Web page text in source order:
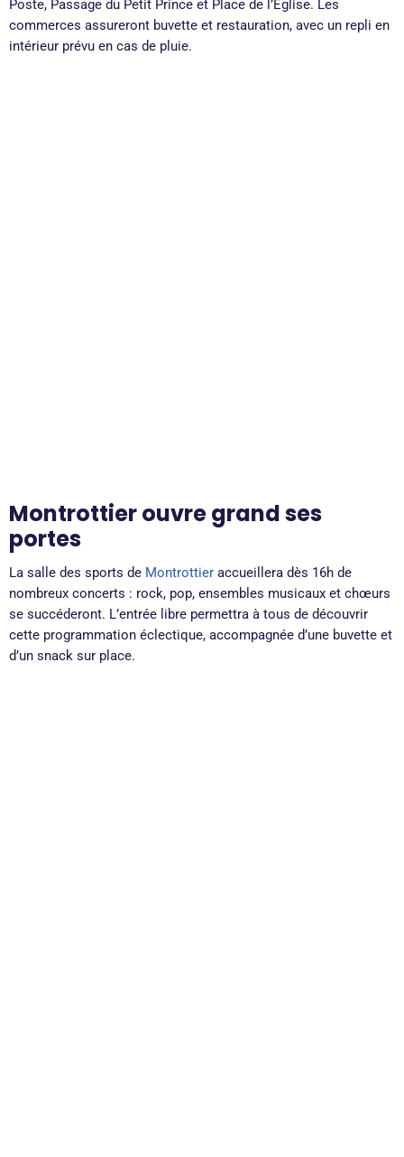
Poste, Passage du Petit Prince et Place de l’Église. Les
commerces assureront buvette et restauration, avec un repli en
intérieur prévu en cas de pluie.
Montrottier ouvre grand ses
portes
La salle des sports de Montrottier accueillera dès 16h de
nombreux concerts : rock, pop, ensembles musicaux et chœurs
se succéderont. L’entrée libre permettra à tous de découvrir
cette programmation éclectique, accompagnée d’une buvette et
d’un snack sur place.